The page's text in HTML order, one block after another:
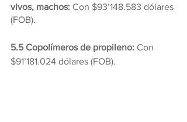
vivos, machos: Con $93’148.583 dólares
(FOB).
5.5 Copolímeros de propileno: Con
$91’181.024 dólares (FOB).